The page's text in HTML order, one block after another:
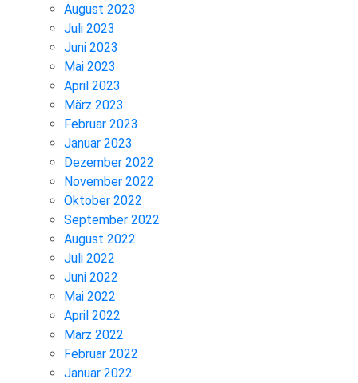
August 2023
Juli 2023
Juni 2023
Mai 2023
April 2023
März 2023
Februar 2023
Januar 2023
Dezember 2022
November 2022
Oktober 2022
September 2022
August 2022
Juli 2022
Juni 2022
Mai 2022
April 2022
März 2022
Februar 2022
Januar 2022